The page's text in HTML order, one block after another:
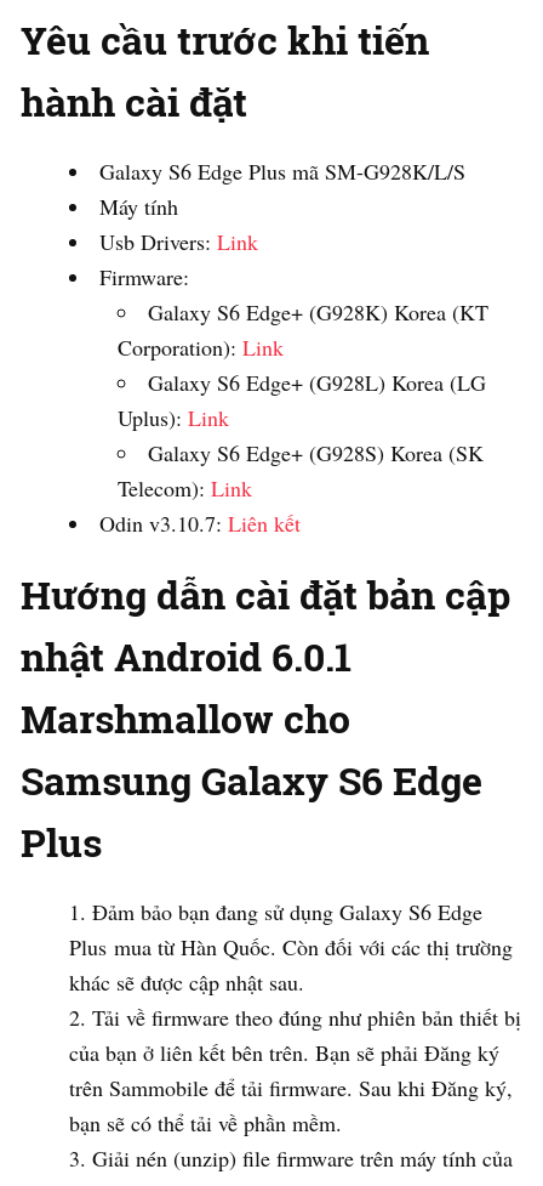
Yêu cầu trước khi tiến
hành cài đặt
Galaxy S6 Edge Plus mã SM-G928K/L/S
Máy tính
Usb Drivers: Link
Firmware:
Galaxy S6 Edge+ (G928K) Korea (KT
Corporation): Link
Galaxy S6 Edge+ (G928L) Korea (LG
Uplus): Link
Galaxy S6 Edge+ (G928S) Korea (SK
Telecom): Link
Odin v3.10.7: Liên kết
Hướng dẫn cài đặt bản cập
nhật Android 6.0.1
Marshmallow cho
Samsung Galaxy S6 Edge
Plus
Đảm bảo bạn đang sử dụng Galaxy S6 Edge
Plus mua từ Hàn Quốc. Còn đối với các thị trường
khác sẽ được cập nhật sau.
Tải về firmware theo đúng như phiên bản thiết bị
của bạn ở liên kết bên trên. Bạn sẽ phải Đăng ký
trên Sammobile để tải firmware. Sau khi Đăng ký,
bạn sẽ có thể tải về phần mềm.
Giải nén (unzip) file firmware trên máy tính của